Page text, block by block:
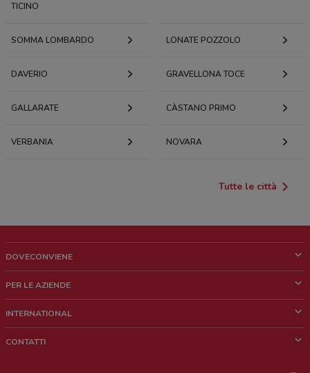
TICINO
SOMMA LOMBARDO LONATE POZZOLO
DAVERIO GRAVELLONA TOCE
GALLARATE CÀSTANO PRIMO
VERBANIA NOVARA
Tutte le città
DOVECONVIENE
Chi siamo
Lavora con noi
PER LE AZIENDE
Richieste commerciali e marketing
INTERNATIONAL
CONTATTI